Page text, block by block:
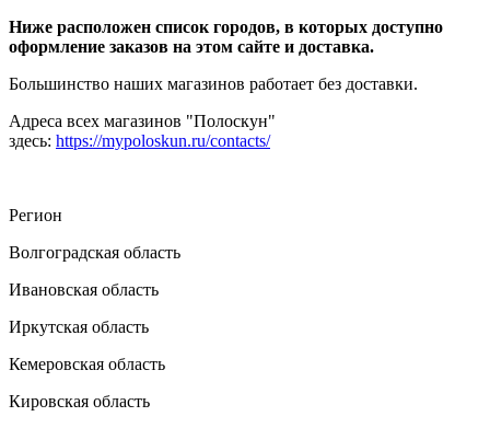
Ниже расположен список городов, в которых доступно
оформление заказов на этом сайте и доставка.
Большинство наших магазинов работает без доставки.
Адреса всех магазинов "Полоскун"
здесь: https://mypoloskun.ru/contacts/
Регион
Волгоградская область
Ивановская область
Иркутская область
Кемеровская область
Кировская область